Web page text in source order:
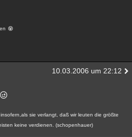
10.03.2006 um 22:12
sie verlangt, daß wir leuten die größte
keine verdienen. (schopenhauer)